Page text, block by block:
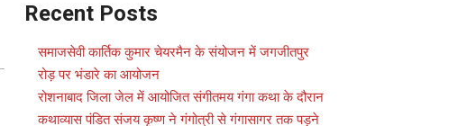
Recent Posts
समाजसेवी कार्तिक कुमार चेयरमैन के संयोजन में जगजीतपुर
रोड़ पर भंडारे का आयोजन
रोशनाबाद जिला जेल में आयोजित संगीतमय गंगा कथा के दौरान
कथाव्यास पंडित संजय कृष्ण ने गंगोत्री से गंगासागर तक पड़ने